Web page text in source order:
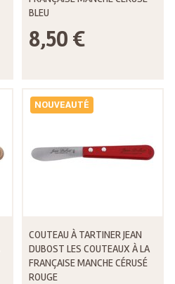
BLEU
8,50 €
NOUVEAUTÉ
COUTEAU À TARTINER JEAN
DUBOST LES COUTEAUX À LA
FRANÇAISE MANCHE CÉRUSÉ
ROUGE